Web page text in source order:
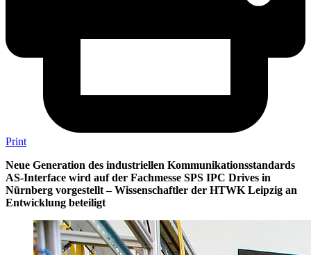
Print
Neue Generation des industriellen Kommunikationsstandards
AS-Interface wird auf der Fachmesse SPS IPC Drives in
Nürnberg vorgestellt – Wissenschaftler der HTWK Leipzig an
Entwicklung beteiligt